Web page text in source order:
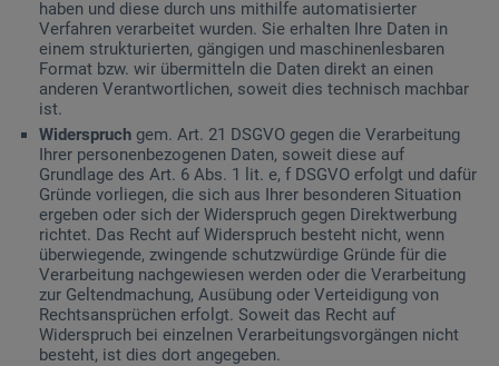
haben und diese durch uns mithilfe automatisierter
Verfahren verarbeitet wurden. Sie erhalten Ihre Daten in
einem strukturierten, gängigen und maschinenlesbaren
Format bzw. wir übermitteln die Daten direkt an einen
anderen Verantwortlichen, soweit dies technisch machbar
ist.
Widerspruch gem. Art. 21 DSGVO gegen die Verarbeitung
Ihrer personenbezogenen Daten, soweit diese auf
Grundlage des Art. 6 Abs. 1 lit. e, f DSGVO erfolgt und dafür
Gründe vorliegen, die sich aus Ihrer besonderen Situation
ergeben oder sich der Widerspruch gegen Direktwerbung
richtet. Das Recht auf Widerspruch besteht nicht, wenn
überwiegende, zwingende schutzwürdige Gründe für die
Verarbeitung nachgewiesen werden oder die Verarbeitung
zur Geltendmachung, Ausübung oder Verteidigung von
Rechtsansprüchen erfolgt. Soweit das Recht auf
Widerspruch bei einzelnen Verarbeitungsvorgängen nicht
besteht, ist dies dort angegeben.